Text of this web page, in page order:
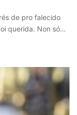
de pro falecido
querida. Non só…